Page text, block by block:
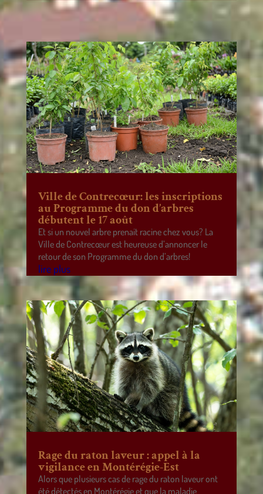
Ville de Contrecœur: les inscriptions
au Programme du don d’arbres
débutent le 17 août
Et si un nouvel arbre prenait racine chez vous? La
Ville de Contrecœur est heureuse d’annoncer le
retour de son Programme du don d’arbres!
lire plus
Rage du raton laveur : appel à la
vigilance en Montérégie-Est
Alors que plusieurs cas de rage du raton laveur ont
été détectés en Montérégie et que la maladie